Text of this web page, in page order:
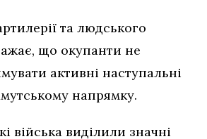
та людського
що окупанти не
активні наступальні
напрямку.
війська виділили значні